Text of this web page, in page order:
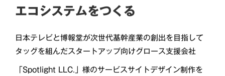
エコシステムをつくる
日本テレビと博報堂が次世代基幹産業の創出を目指して
タッグを組んだスタートアップ向けグロース支援会社
「Spotlight LLC.」様のサービスサイトデザイン制作を